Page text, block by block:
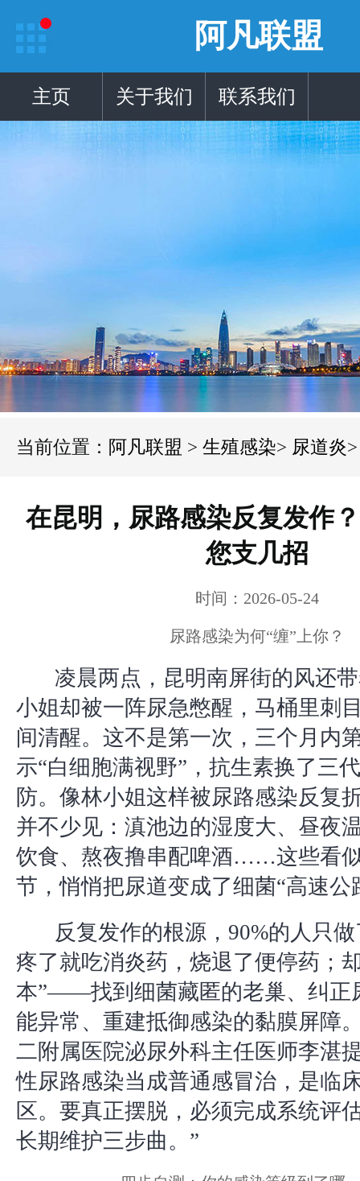
阿凡联盟
主页 关于我们 联系我们
当前位置： 阿凡联盟 > 生殖感染> 尿道炎>
在昆明，尿路感染反复发作
您支几招
时间：2026-05-24
尿路感染为何“缠”上你？
凌晨两点，昆明南屏街的风还
小姐却被一阵尿急憋醒，马桶里刺
间清醒。这不是第一次，三个月内
示“白细胞满视野”，抗生素换了三
防。像林小姐这样被尿路感染反复
并不少见：滇池边的湿度大、昼夜
饮食、熬夜撸串配啤酒……这些看
节，悄悄把尿道变成了细菌“高速公
反复发作的根源，90%的人只
疼了就吃消炎药，烧退了便停药；
本”——找到细菌藏匿的老巢、纠正
能异常、重建抵御感染的黏膜屏障
二附属医院泌尿外科主任医师李湛
性尿路感染当成普通感冒治，是临
区。要真正摆脱，必须完成系统评
长期维护三步曲。”